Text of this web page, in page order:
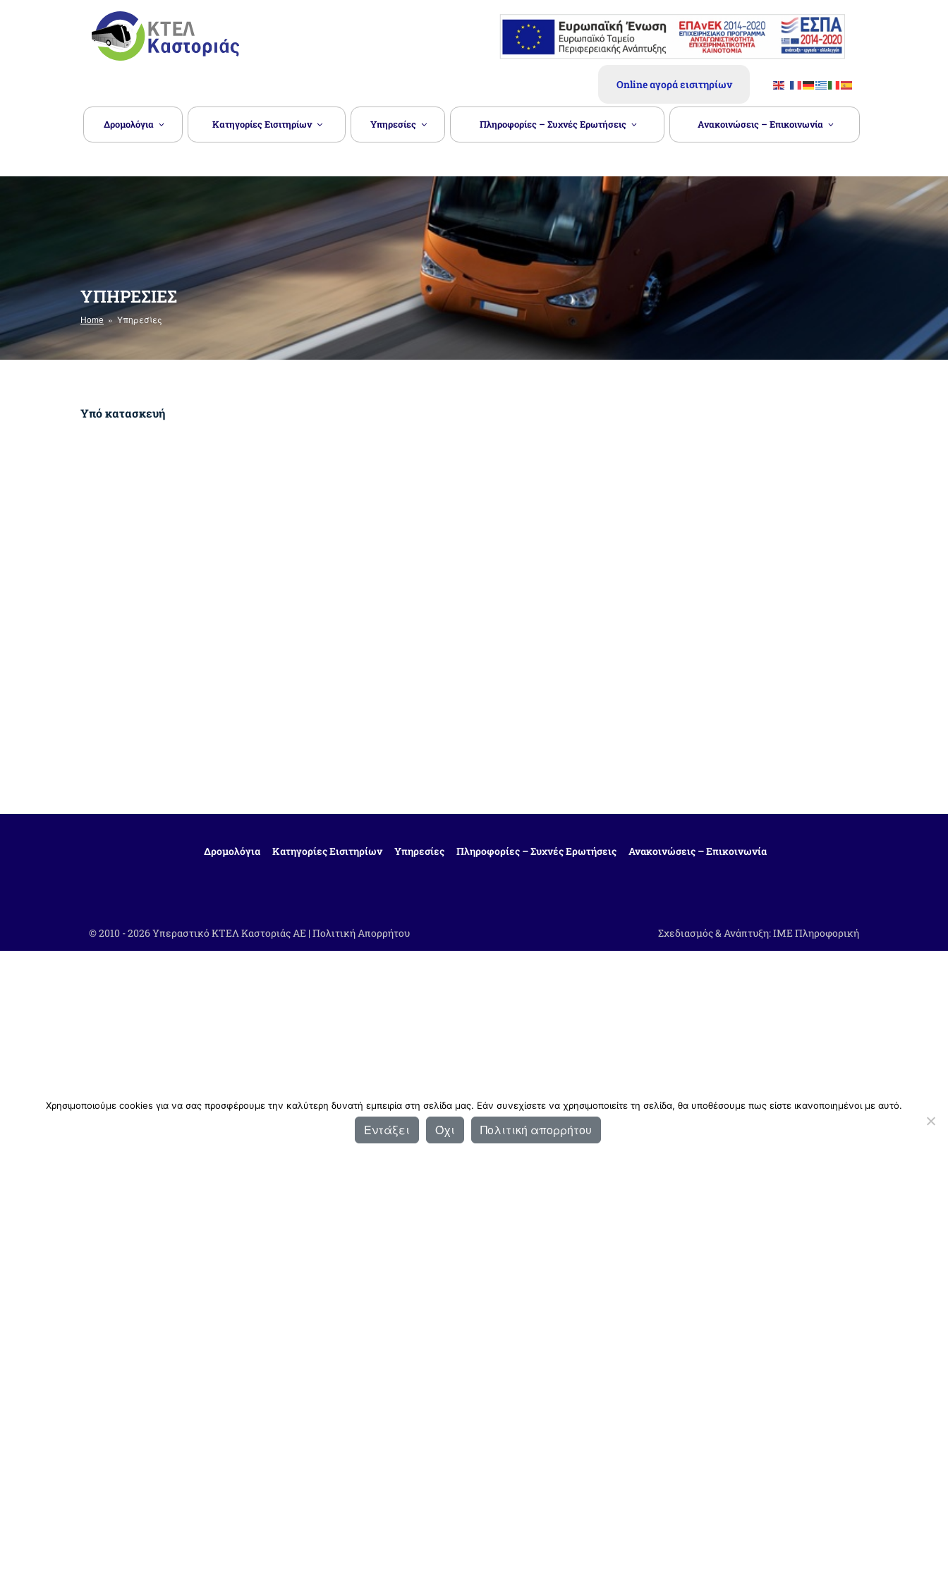
Online αγορά εισιτηρίων
Δρομολόγια Κατηγορίες Εισιτηρίων Υπηρεσίες Πληροφορίες – Συχνές Ερωτήσεις Ανακοινώσεις – Επικοινωνία
ΥΠΗΡΕΣΊΕΣ
Home» Υπηρεσίες
Yπό κατασκευή
Δρομολόγια Κατηγορίες Εισιτηρίων Υπηρεσίες Πληροφορίες – Συχνές Ερωτήσεις Ανακοινώσεις – Επικοινωνία
© 2010 - 2026 Υπεραστικό ΚΤΕΛ Καστοριάς ΑΕ | Πολιτική Απορρήτου Σχεδιασμός & Ανάπτυξη:ΙΜΕ Πληροφορική
Χρησιμοποιούμε cookies για να σας προσφέρουμε την καλύτερη δυνατή εμπειρία στη σελίδα μας. Εάν συνεχίσετε να χρησιμοποιείτε τη σελίδα, θα υποθέσουμε πως είστε ικανοποιημένοι με αυτό.
Εντάξει Όχι Πολιτική απορρήτου